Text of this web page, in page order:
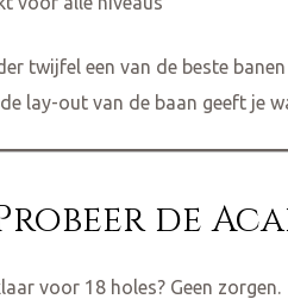
twijfel een van de beste
lay-out van de baan geeft je
Probeer de
voor 18 holes? Geen zorgen.